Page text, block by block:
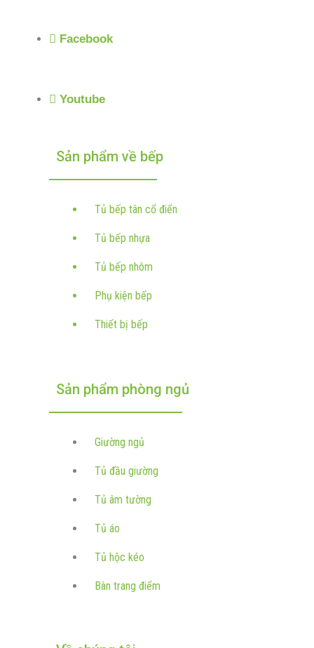
Facebook
Youtube
Sản phẩm về bếp
Tủ bếp tân cổ điển
Tủ bếp nhựa
Tủ bếp nhôm
Phụ kiện bếp
Thiết bị bếp
Sản phẩm phòng ngủ
Giường ngủ
Tủ đầu giường
Tủ âm tường
Tủ áo
Tủ hộc kéo
Bàn trang điểm